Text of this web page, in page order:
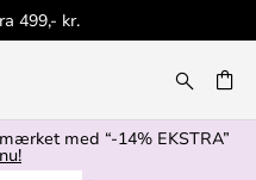
499,- kr.
med “-14% EKSTRA”